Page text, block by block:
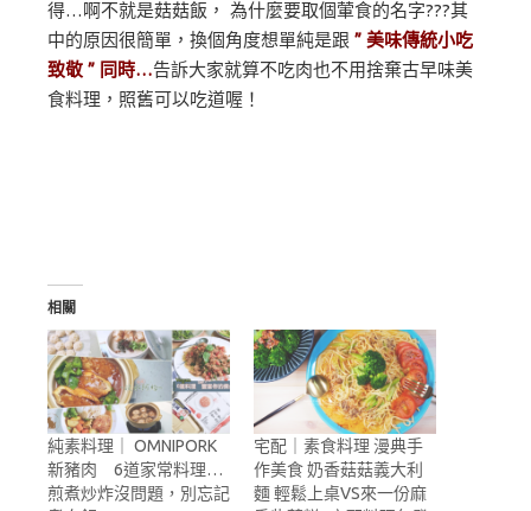
得…啊不就是菇菇飯， 為什麼要取個葷食的名字???其
中的原因很簡單，換個角度想單純是跟 ” 美味傳統小吃
致敬 ” 同時…告訴大家就算不吃肉也不用捨棄古早味美
食料理，照舊可以吃道喔！
相關
純素料理｜ OMNIPORK
新豬肉 6道家常料理…
煎煮炒炸沒問題，別忘記
宅配｜素食料理 漫典手
作美食 奶香菇菇義大利
麵 輕鬆上桌VS來一份麻